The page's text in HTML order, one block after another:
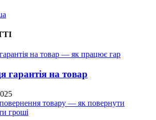
гарантія на товар